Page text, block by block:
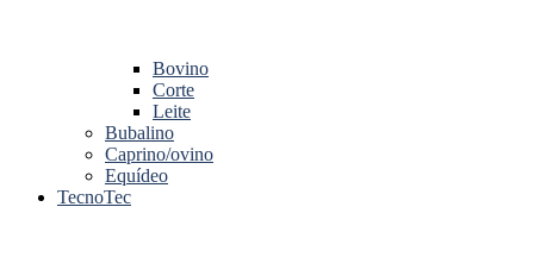
Bovino
Corte
Leite
Bubalino
Caprino/ovino
Equídeo
TecnoTec